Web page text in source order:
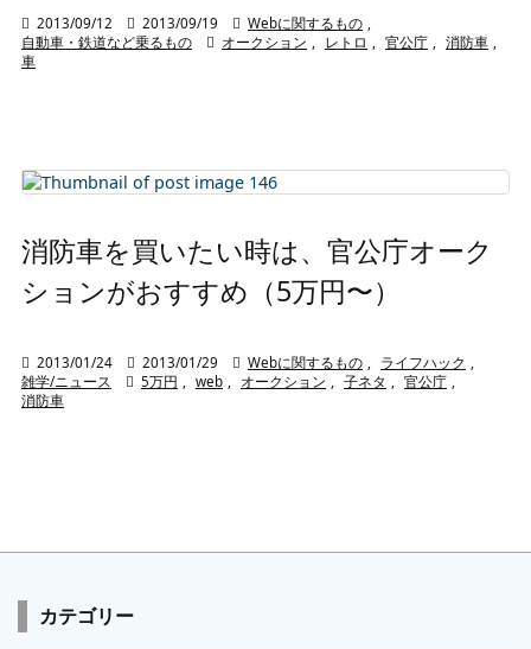
 2013/09/12  2013/09/19  Webに関するもの ,
自動車・鉄道など乗るもの
 オークション , レトロ , 官公庁 , 消防車 ,
車
消防車を買いたい時は、官公庁オーク
ションがおすすめ（5万円〜）
 2013/01/24  2013/01/29  Webに関するもの , ライフハック ,
雑学/ニュース
 5万円 , web , オークション , 子ネタ , 官公庁 ,
消防車
カテゴリー